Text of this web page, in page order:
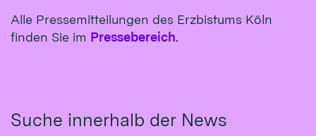
Alle Pressemitteilungen des Erzbistums Köln
finden Sie im Pressebereich.
Suche innerhalb der News